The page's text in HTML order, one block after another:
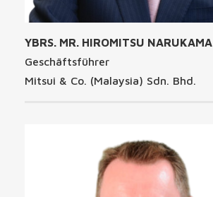
YBRS. MR. HIROMITSU NARUKAMA
Geschäftsführer
Mitsui & Co. (Malaysia) Sdn. Bhd.